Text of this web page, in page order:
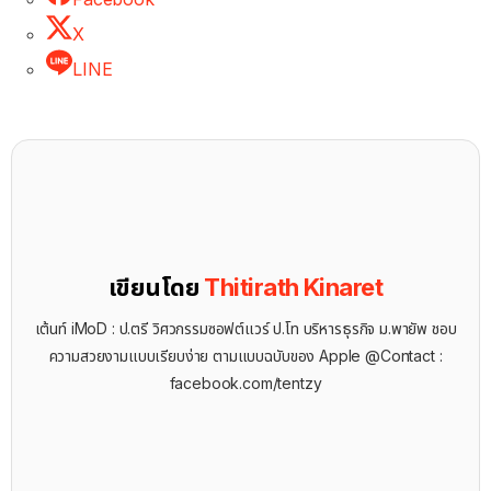
X
LINE
เขียนโดย Thitirath Kinaret
เต้นท์ iMoD : ป.ตรี วิศวกรรมซอฟต์แวร์ ป.โท บริหารธุรกิจ ม.พายัพ ชอบ
ความสวยงามแบบเรียบง่าย ตามแบบฉบับของ Apple @Contact :
facebook.com/tentzy